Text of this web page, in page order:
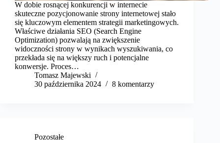
W dobie rosnącej konkurencji w internecie
skuteczne pozycjonowanie strony internetowej stało
się kluczowym elementem strategii marketingowych.
Właściwe działania SEO (Search Engine
Optimization) pozwalają na zwiększenie
widoczności strony w wynikach wyszukiwania, co
przekłada się na większy ruch i potencjalne
konwersje. Proces…
Tomasz Majewski
30 października 2024
8 komentarzy
Pozostałe